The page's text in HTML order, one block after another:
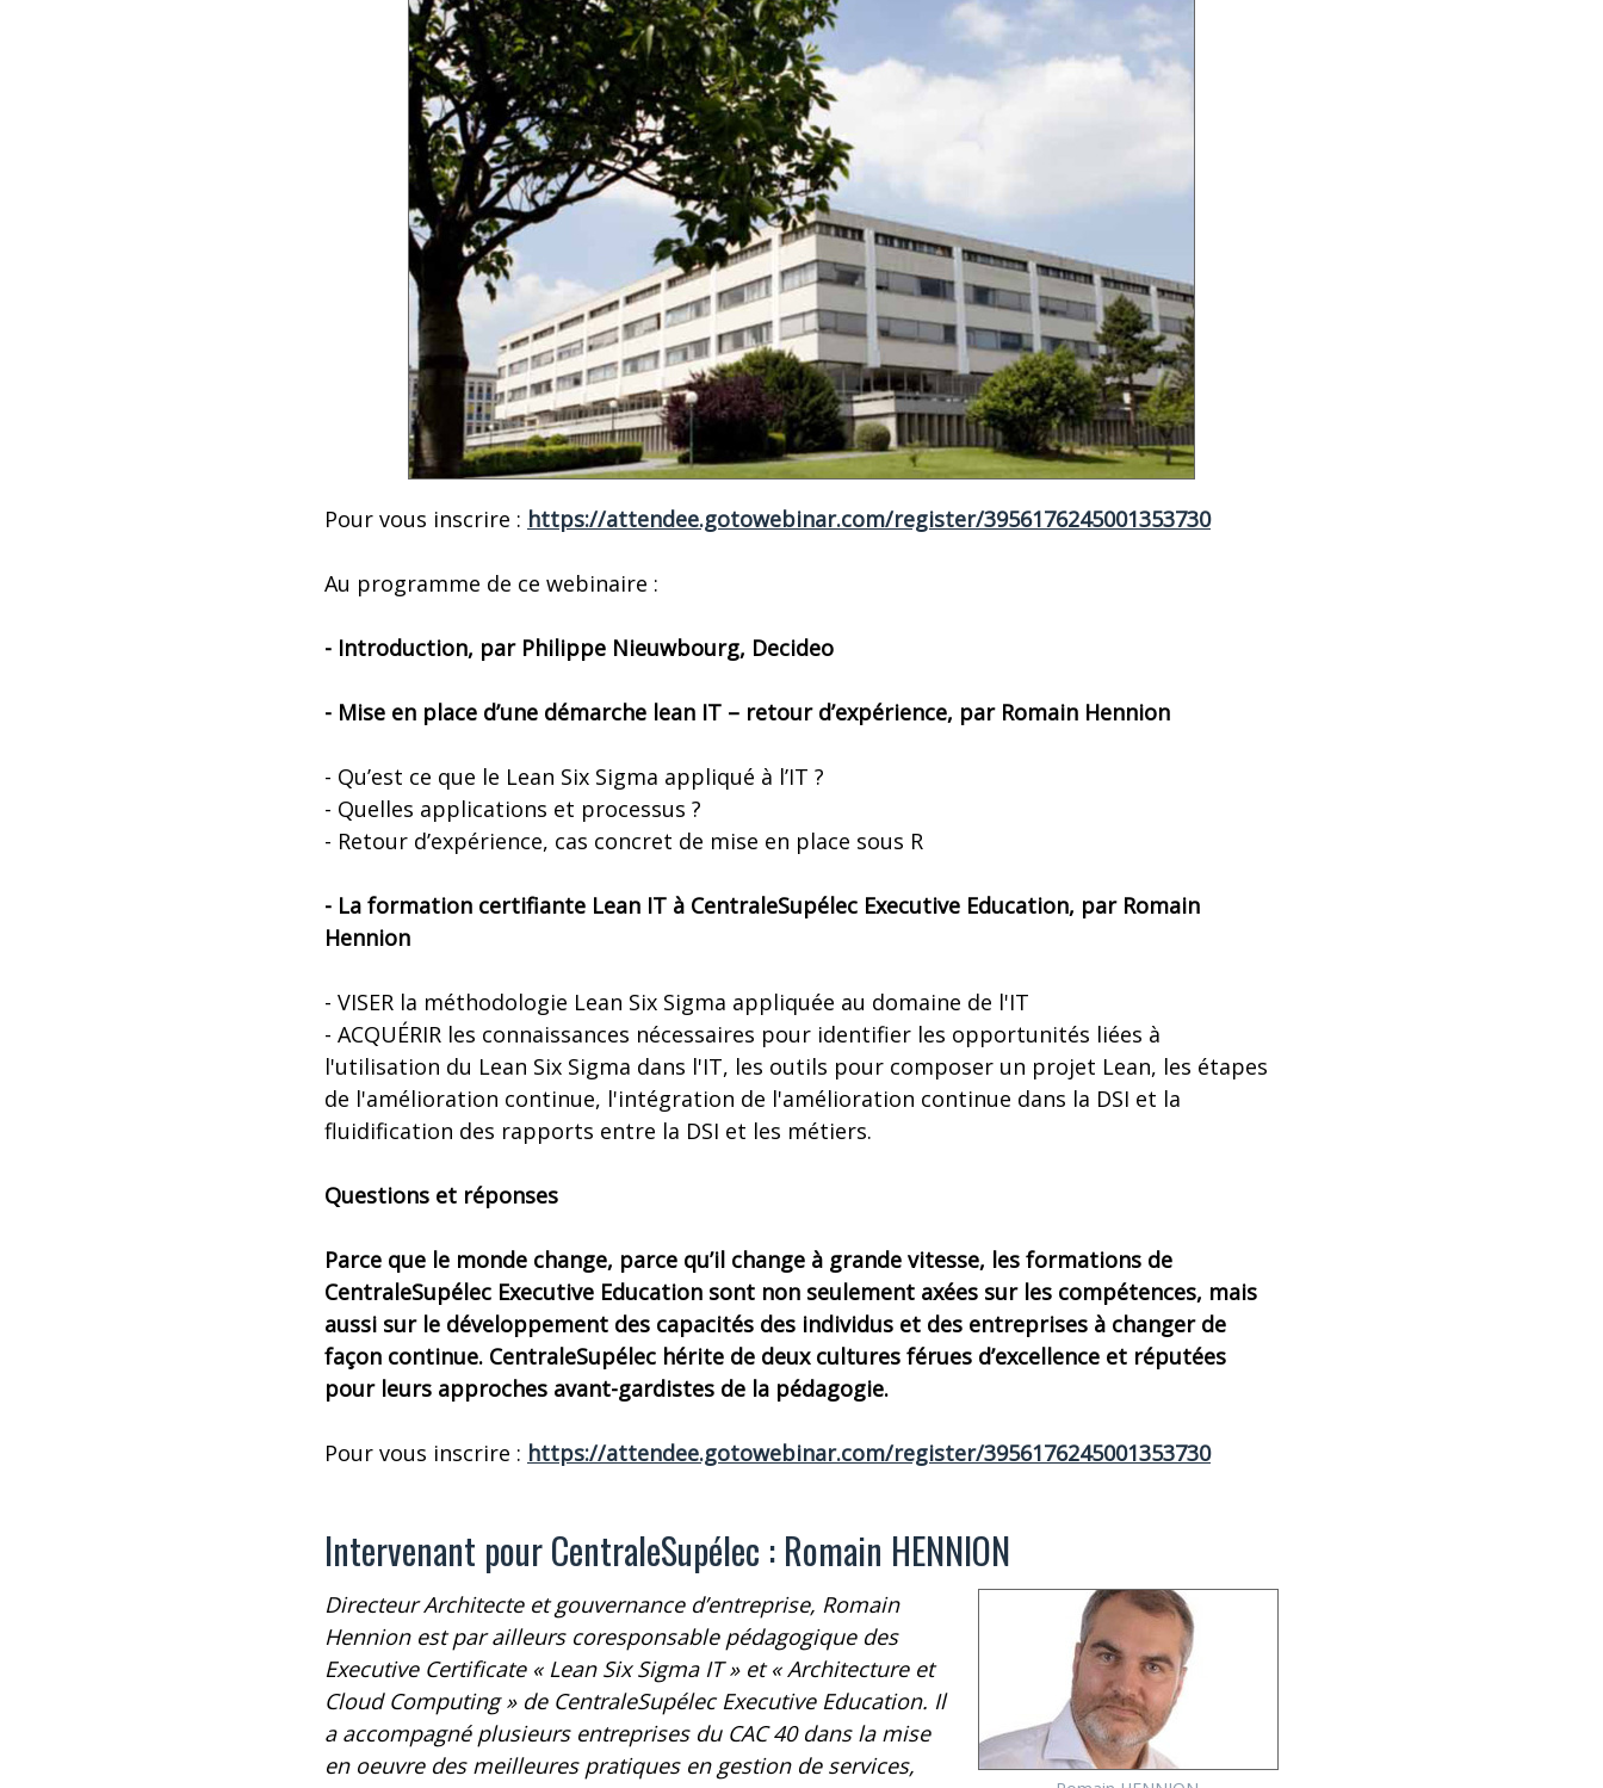
Pour vous inscrire : https://attendee.gotowebinar.com/register/3956176245001353730
Au programme de ce webinaire :
- Introduction, par Philippe Nieuwbourg, Decideo
- Mise en place d’une démarche lean IT – retour d’expérience, par Romain Hennion
- Qu’est ce que le Lean Six Sigma appliqué à l’IT ?
- Quelles applications et processus ?
- Retour d’expérience, cas concret de mise en place sous R
- La formation certifiante Lean IT à CentraleSupélec Executive Education, par Romain
Hennion
- VISER la méthodologie Lean Six Sigma appliquée au domaine de l'IT
- ACQUÉRIR les connaissances nécessaires pour identifier les opportunités liées à
l'utilisation du Lean Six Sigma dans l'IT, les outils pour composer un projet Lean, les étapes
de l'amélioration continue, l'intégration de l'amélioration continue dans la DSI et la
fluidification des rapports entre la DSI et les métiers.
Questions et réponses
Parce que le monde change, parce qu’il change à grande vitesse, les formations de
CentraleSupélec Executive Education sont non seulement axées sur les compétences, mais
aussi sur le développement des capacités des individus et des entreprises à changer de
façon continue. CentraleSupé­lec hérite de deux cultures férues d’excellence et réputées
pour leurs approches avant-gardistes de la pédagogie.
Pour vous inscrire : https://attendee.gotowebinar.com/register/3956176245001353730
Intervenant pour CentraleSupélec : Romain HENNION
Directeur Architecte et gouvernance d’entreprise, Romain
Hennion est par ailleurs coresponsable pédagogique des
Executive Certificate « Lean Six Sigma IT » et « Architecture et
Cloud Computing » de CentraleSupélec Executive Education. Il
a accompagné plusieurs entreprises du CAC 40 dans la mise
en oeuvre des meilleures pratiques en gestion de services,